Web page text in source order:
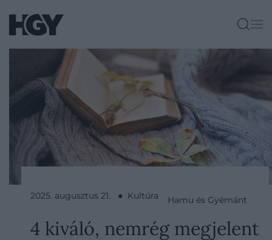
2025. augusztus 21. ● Kultúra Hamu és Gyémánt
4 kiváló, nemrég megjelent